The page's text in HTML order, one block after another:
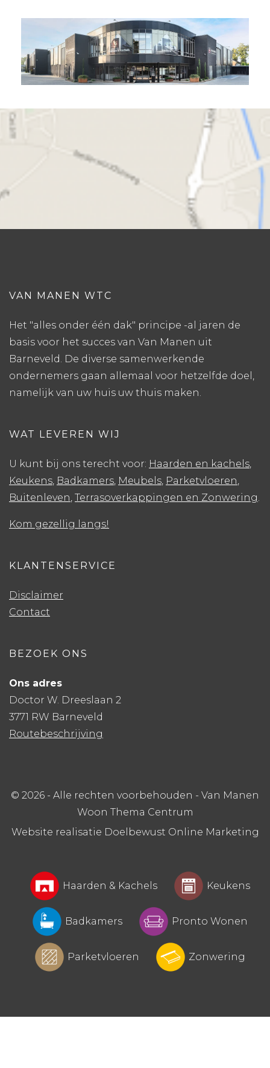
VAN MANEN WTC
Het "alles onder één dak" principe -al jaren de
basis voor het succes van Van Manen uit
Barneveld. De diverse samenwerkende
ondernemers gaan allemaal voor hetzelfde doel,
namelijk van uw huis uw thuis maken.
WAT LEVEREN WIJ
U kunt bij ons terecht voor: Haarden en kachels,
Keukens, Badkamers, Meubels, Parketvloeren,
Buitenleven, Terrasoverkappingen en Zonwering.
Kom gezellig langs!
KLANTENSERVICE
Disclaimer
Contact
BEZOEK ONS
Ons adres
Doctor W. Dreeslaan 2
3771 RW Barneveld
Routebeschrijving
© 2026 - Alle rechten voorbehouden - Van Manen
Woon Thema Centrum
Website realisatie Doelbewust Online Marketing
Haarden & Kachels Keukens
Badkamers Pronto Wonen
Parketvloeren Zonwering